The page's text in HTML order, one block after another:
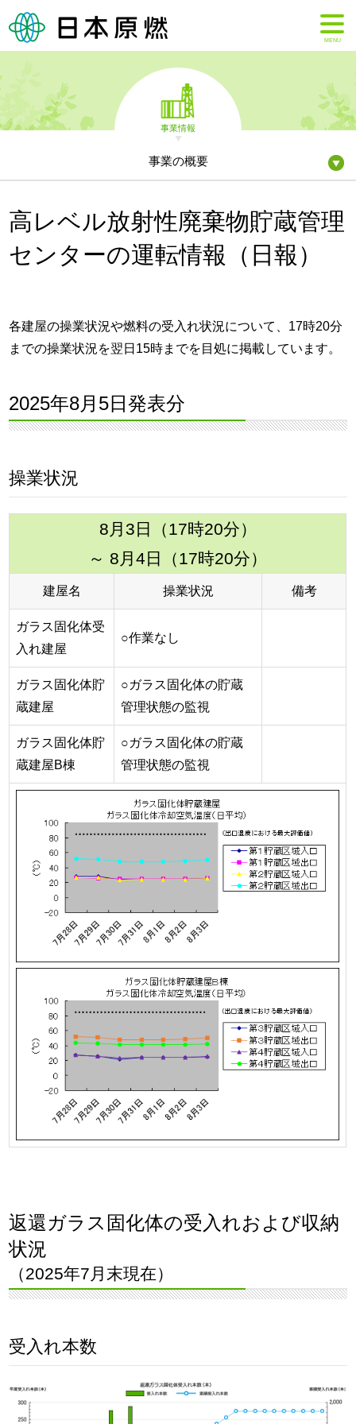
MENU
事業情報
事業の概要
高レベル放射性廃棄物貯蔵管理
センターの運転情報（日報）
各建屋の操業状況や燃料の受入れ状況について、17時20分
までの操業状況を翌日15時までを目処に掲載しています。
2025年8月5日発表分
操業状況
8月3日（17時20分）
～ 8月4日（17時20分）
建屋名 操業状況 備考
ガラス固化体受
入れ建屋
○作業なし
ガラス固化体貯
蔵建屋
○ガラス固化体の貯蔵
管理状態の監視
ガラス固化体貯
蔵建屋B棟
○ガラス固化体の貯蔵
管理状態の監視
返還ガラス固化体の受入れおよび収納
状況
（2025年7月末現在）
受入れ本数